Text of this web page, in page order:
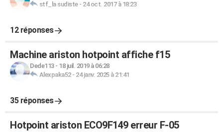
stf_la sudiste- 24 oct. 2017 à 18:23
12 réponses
Machine ariston hotpoint affiche f15
Dede113- 18 juil. 2019 à 06:28
Alexpaka52- 24 janv. 2025 à 21:41
35 réponses
Hotpoint ariston ECO9F149 erreur F-05